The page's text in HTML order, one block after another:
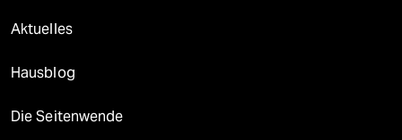
Aktuelles
Hausblog
Die Seitenwende